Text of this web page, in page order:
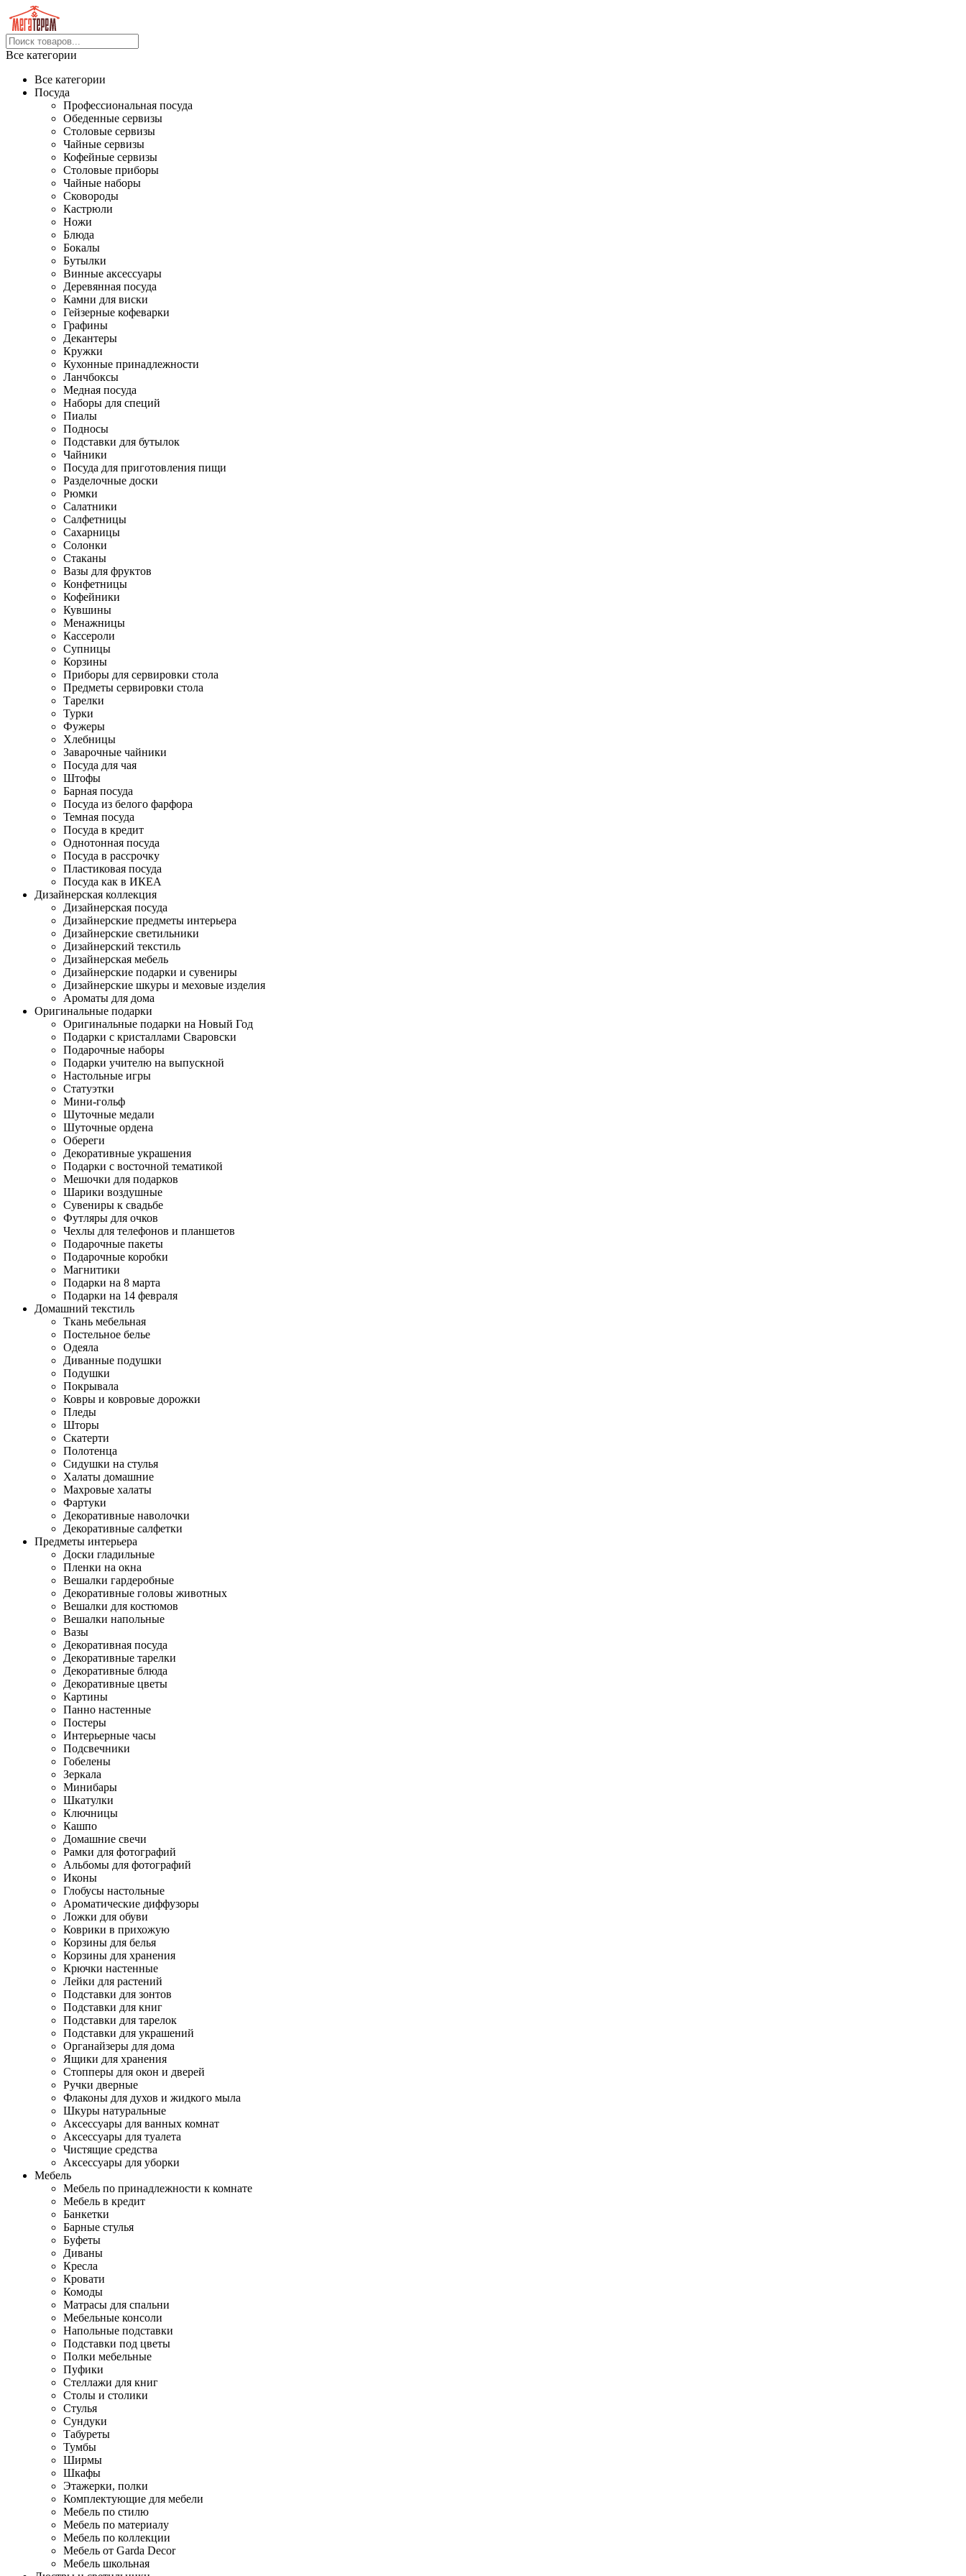
Все категории
Все категории
Посуда
Профессиональная посуда
Обеденные сервизы
Столовые сервизы
Чайные сервизы
Кофейные сервизы
Столовые приборы
Чайные наборы
Сковороды
Кастрюли
Ножи
Блюда
Бокалы
Бутылки
Винные аксессуары
Деревянная посуда
Камни для виски
Гейзерные кофеварки
Графины
Декантеры
Кружки
Кухонные принадлежности
Ланчбоксы
Медная посуда
Наборы для специй
Пиалы
Подносы
Подставки для бутылок
Чайники
Посуда для приготовления пищи
Разделочные доски
Рюмки
Салатники
Салфетницы
Сахарницы
Солонки
Стаканы
Вазы для фруктов
Конфетницы
Кофейники
Кувшины
Менажницы
Кассероли
Супницы
Корзины
Приборы для сервировки стола
Предметы сервировки стола
Тарелки
Турки
Фужеры
Хлебницы
Заварочные чайники
Посуда для чая
Штофы
Барная посуда
Посуда из белого фарфора
Темная посуда
Посуда в кредит
Однотонная посуда
Посуда в рассрочку
Пластиковая посуда
Посуда как в ИКЕА
Дизайнерская коллекция
Дизайнерская посуда
Дизайнерские предметы интерьера
Дизайнерские светильники
Дизайнерский текстиль
Дизайнерская мебель
Дизайнерские подарки и сувениры
Дизайнерские шкуры и меховые изделия
Ароматы для дома
Оригинальные подарки
Оригинальные подарки на Новый Год
Подарки с кристаллами Сваровски
Подарочные наборы
Подарки учителю на выпускной
Настольные игры
Статуэтки
Мини-гольф
Шуточные медали
Шуточные ордена
Обереги
Декоративные украшения
Подарки с восточной тематикой
Мешочки для подарков
Шарики воздушные
Сувениры к свадьбе
Футляры для очков
Чехлы для телефонов и планшетов
Подарочные пакеты
Подарочные коробки
Магнитики
Подарки на 8 марта
Подарки на 14 февраля
Домашний текстиль
Ткань мебельная
Постельное белье
Одеяла
Диванные подушки
Подушки
Покрывала
Ковры и ковровые дорожки
Пледы
Шторы
Скатерти
Полотенца
Сидушки на стулья
Халаты домашние
Махровые халаты
Фартуки
Декоративные наволочки
Декоративные салфетки
Предметы интерьера
Доски гладильные
Пленки на окна
Вешалки гардеробные
Декоративные головы животных
Вешалки для костюмов
Вешалки напольные
Вазы
Декоративная посуда
Декоративные тарелки
Декоративные блюда
Декоративные цветы
Картины
Панно настенные
Постеры
Интерьерные часы
Подсвечники
Гобелены
Зеркала
Минибары
Шкатулки
Ключницы
Кашпо
Домашние свечи
Рамки для фотографий
Альбомы для фотографий
Иконы
Глобусы настольные
Ароматические диффузоры
Ложки для обуви
Коврики в прихожую
Корзины для белья
Корзины для хранения
Крючки настенные
Лейки для растений
Подставки для зонтов
Подставки для книг
Подставки для тарелок
Подставки для украшений
Органайзеры для дома
Ящики для хранения
Стопперы для окон и дверей
Ручки дверные
Флаконы для духов и жидкого мыла
Шкуры натуральные
Аксессуары для ванных комнат
Аксессуары для туалета
Чистящие средства
Аксессуары для уборки
Мебель
Мебель по принадлежности к комнате
Мебель в кредит
Банкетки
Барные стулья
Буфеты
Диваны
Кресла
Кровати
Комоды
Матрасы для спальни
Мебельные консоли
Напольные подставки
Подставки под цветы
Полки мебельные
Пуфики
Стеллажи для книг
Столы и столики
Стулья
Сундуки
Табуреты
Тумбы
Ширмы
Шкафы
Этажерки, полки
Комплектующие для мебели
Мебель по стилю
Мебель по материалу
Мебель по коллекции
Мебель от Garda Decor
Мебель школьная